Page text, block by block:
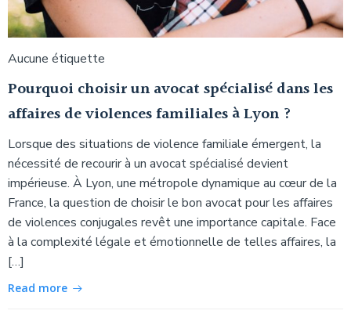
Aucune étiquette
Pourquoi choisir un avocat spécialisé dans les
affaires de violences familiales à Lyon ?
Lorsque des situations de violence familiale émergent, la
nécessité de recourir à un avocat spécialisé devient
impérieuse. À Lyon, une métropole dynamique au cœur de la
France, la question de choisir le bon avocat pour les affaires
de violences conjugales revêt une importance capitale. Face
à la complexité légale et émotionnelle de telles affaires, la
[…]
Read more